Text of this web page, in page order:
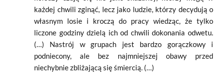
każdej chwili zginąć, lecz jako ludzie, którzy decydują o
własnym losie i kroczą do pracy wiedząc, że tylko
liczone godziny dzielą ich od chwili dokonania odwetu.
(…) Nastrój w grupach jest bardzo gorączkowy i
podniecony, ale bez najmniejszej obawy przed
niechybnie zbliżającą się śmiercią. (…)